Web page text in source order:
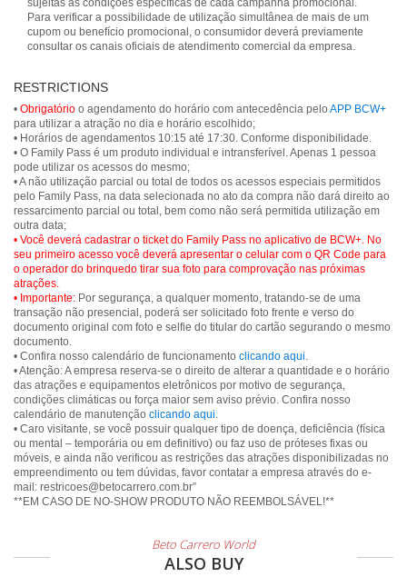
sujeitas às condições específicas de cada campanha promocional.
Para verificar a possibilidade de utilização simultânea de mais de um
cupom ou benefício promocional, o consumidor deverá previamente
consultar os canais oficiais de atendimento comercial da empresa.
RESTRICTIONS
• Obrigatório o agendamento do horário com antecedência pelo APP BCW+
para utilizar a atração no dia e horário escolhido;
• Horários de agendamentos 10:15 até 17:30. Conforme disponibilidade.
• O Family Pass é um produto individual e intransferível. Apenas 1 pessoa
pode utilizar os acessos do mesmo;
• A não utilização parcial ou total de todos os acessos especiais permitidos
pelo Family Pass, na data selecionada no ato da compra não dará direito ao
ressarcimento parcial ou total, bem como não será permitida utilização em
• Você deverá cadastrar o ticket do Family Pass no aplicativo de BCW+. No
seu primeiro acesso você deverá apresentar o celular com o QR Code para
o operador do brinquedo tirar sua foto para comprovação nas próximas
atrações.
• Importante: Por segurança, a qualquer momento, tratando-se de uma
transação não presencial, poderá ser solicitado foto frente e verso do
documento original com foto e selfie do titular do cartão segurando o mesmo
documento.
• Confira nosso calendário de funcionamento clicando aqui.
• Atenção: A empresa reserva-se o direito de alterar a quantidade e o horário
das atrações e equipamentos eletrônicos por motivo de segurança,
condições climáticas ou força maior sem aviso prévio. Confira nosso
calendário de manutenção clicando aqui.
• Caro visitante, se você possuir qualquer tipo de doença, deficiência (física
ou mental – temporária ou em definitivo) ou faz uso de próteses fixas ou
móveis, e ainda não verificou as restrições das atrações disponibilizadas no
empreendimento ou tem dúvidas, favor contatar a empresa através do e-
mail: restricoes@betocarrero.com.br”
**EM CASO DE NO-SHOW PRODUTO NÃO REEMBOLSÁVEL!**
Beto Carrero World
ALSO BUY